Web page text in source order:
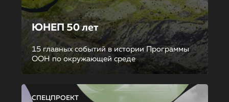
ЮНЕП 50 лет
15 главных событий в истории Программы
ООН по окружающей среде
СПЕЦПРОЕКТ